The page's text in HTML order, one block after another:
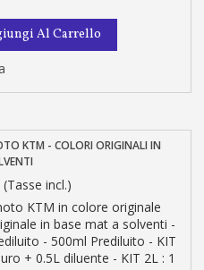
Al Carrello
KTM - COLORI ORIGINALI IN
(Tasse incl.)
KTM in colore originale
in base mat a solventi -
- 500ml Prediluito - KIT
+ 0.5L diluente - KIT 2L : 1